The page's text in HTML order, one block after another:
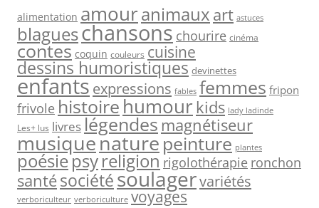
alimentation amouranimaux art astuces
blagueschansons chourire cinéma
contes coquin couleurs cuisine
dessins humoristiques devinettes
enfantsexpressions fables femmes fripon
frivole histoire humour kids lady ladinde
Les+ lus livreslégendes magnétiseur
musiquenature peinture plantes
poésiepsyreligion rigolothérapie ronchon
santésociétésoulagervariétés
verboriculteur verboriculture voyages